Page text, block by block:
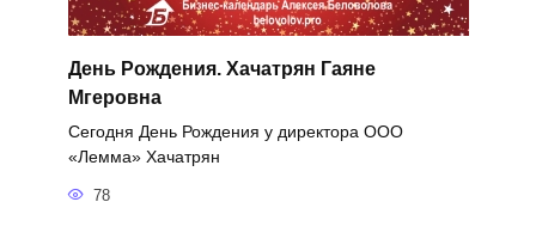
День Рождения. Хачатрян Гаяне
Мгеровна
Сегодня День Рождения у директора ООО
«Лемма» Хачатрян
78